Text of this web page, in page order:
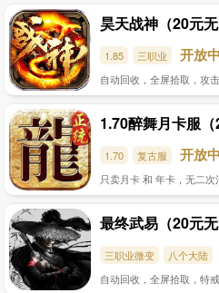
昊天战神（20元无
1.85 三职业 开放中
自动回收，全屏拾取，攻
1.70醉舞月卡服（
1.70 复古服 开放中
只卖月卡 和 年卡，无二次
最终武易（20元无
三职业微变 八个大陆
自动回收，全屏拾取，特